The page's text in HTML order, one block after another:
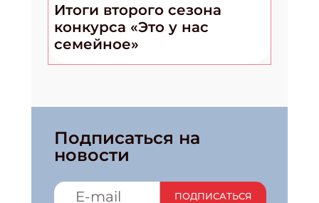
Итоги второго сезона
конкурса «Это у нас
семейное»
Подписаться на
новости
ПОДПИСАТЬСЯ